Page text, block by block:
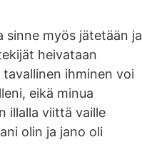
sinne myös jätetään ja
heivataan
ihminen voi
eikä minua
illalla viittä vaille
olin ja jano oli